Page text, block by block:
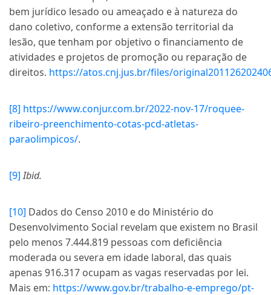
bem jurídico lesado ou ameaçado e à natureza do
dano coletivo, conforme a extensão territorial da
lesão, que tenham por objetivo o financiamento de
atividades e projetos de promoção ou reparação de
direitos. https://atos.cnj.jus.br/files/
[8] https://www.conjur.com.br/2022-nov-17/roquee-
ribeiro-preenchimento-cotas-pcd-atletas-
paraolimpicos/.
[9] Ibid.
[10] Dados do Censo 2010 e do Ministério do
Desenvolvimento Social revelam que existem no Brasil
pelo menos 7.444.819 pessoas com deficiência
moderada ou severa em idade laboral, das quais
apenas 916.317 ocupam as vagas reservadas por lei.
Mais em: https://www.gov.br/trabalho-e-emprego/pt-